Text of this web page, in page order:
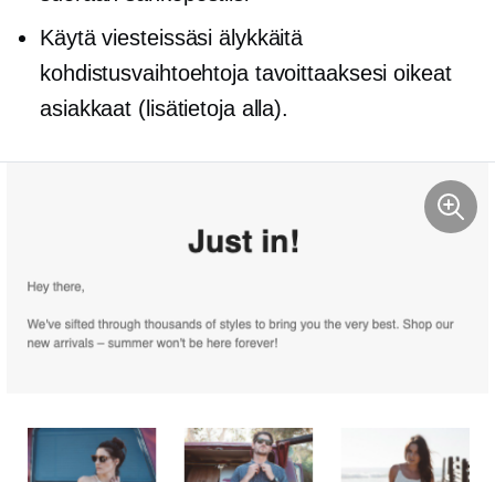
Käytä viesteissäsi älykkäitä
kohdistusvaihtoehtoja tavoittaaksesi oikeat
asiakkaat (lisätietoja alla).